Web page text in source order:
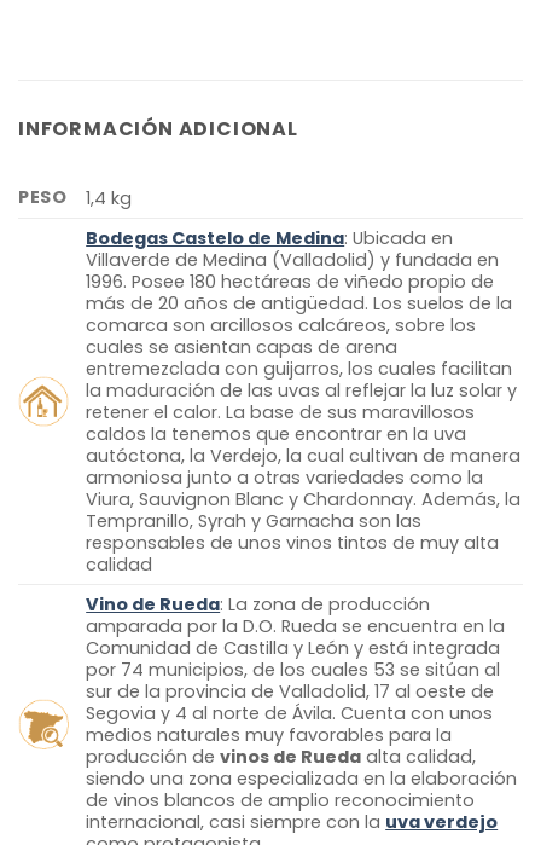
INFORMACIÓN ADICIONAL
PESO
1,4 kg
Bodegas Castelo de Medina: Ubicada en
Villaverde de Medina (Valladolid) y fundada en
1996. Posee 180 hectáreas de viñedo propio de
más de 20 años de antigüedad. Los suelos de la
comarca son arcillosos calcáreos, sobre los
cuales se asientan capas de arena
entremezclada con guijarros, los cuales facilitan
la maduración de las uvas al reflejar la luz solar y
retener el calor. La base de sus maravillosos
caldos la tenemos que encontrar en la uva
autóctona, la Verdejo, la cual cultivan de manera
armoniosa junto a otras variedades como la
Viura, Sauvignon Blanc y Chardonnay. Además, la
Tempranillo, Syrah y Garnacha son las
responsables de unos vinos tintos de muy alta
calidad
Vino de Rueda: La zona de producción
amparada por la D.O. Rueda se encuentra en la
Comunidad de Castilla y León y está integrada
por 74 municipios, de los cuales 53 se sitúan al
sur de la provincia de Valladolid, 17 al oeste de
Segovia y 4 al norte de Ávila. Cuenta con unos
medios naturales muy favorables para la
producción devinos de Rueda alta calidad,
siendo una zona especializada en la elaboración
de vinos blancos de amplio reconocimiento
internacional, casi siempre con la uva verdejo